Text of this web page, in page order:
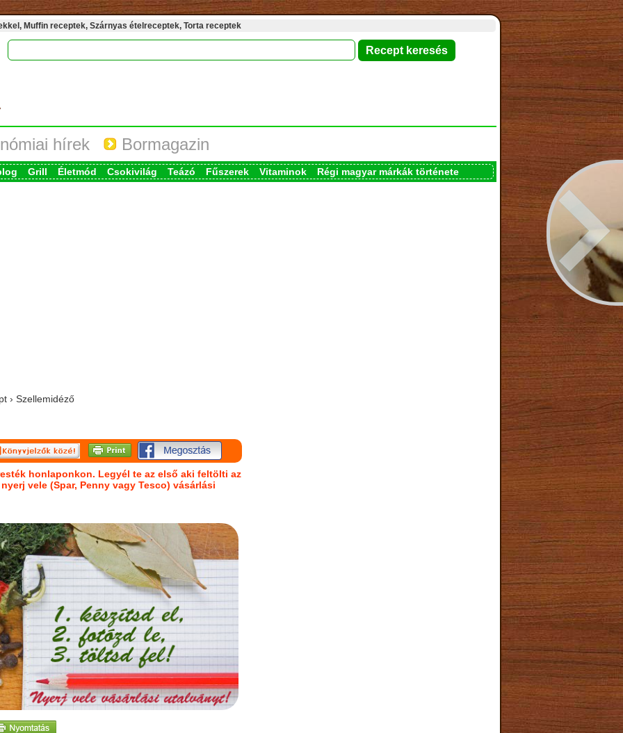
Muffin receptek, Szárnyas ételreceptek, Torta receptek
hírek Bormagazin
Grill Életmód Csokivilág Teázó Fűszerek Vitaminok Régi magyar márkák története
› Szellemidéző
honlaponkon. Legyél te az első aki feltölti az
vele (Spar, Penny vagy Tesco) vásárlási